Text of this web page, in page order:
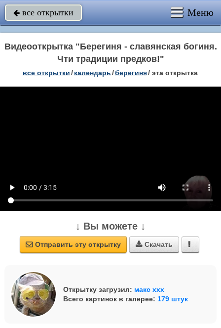
 все открытки Меню
Видеооткрытка "Берегиня - славянская богиня.
Чти традиции предков!"
все открытки/ календарь/берегиня/ эта открытка
↓ Вы можете ↓
 Отправить эту открытку  Скачать 
Открытку загрузил: макс ххх
Всего картинок в галерее: 179 штук